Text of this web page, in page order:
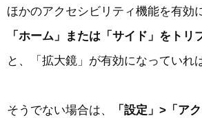
ほかのアクセシビリティ機能を有効
「ホーム」または「サイド」をトリ
と、「拡大鏡」が有効になっていれ
そうでない場合は、
「設定」>「ア